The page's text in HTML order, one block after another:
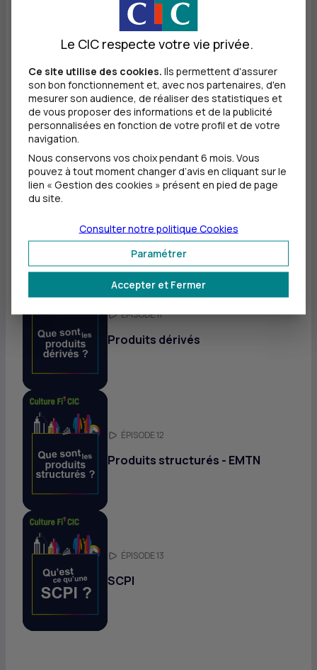
ÉPISODE 9
OPCI
ÉPISODE 10
ÉPISODE 11
Produits dérivés
ÉPISODE 12
Produits structurés - EMTN
ÉPISODE 13
SCPI
Le CIC respecte votre vie privée.
Ce site utilise des cookies. Ils permettent d'assurer
son bon fonctionnement et, avec nos partenaires, d'en
mesurer son audience, de réaliser des statistiques et
de vous proposer des informations et de la publicité
personnalisées en fonction de votre profil et de votre
navigation.
Nous conservons vos choix pendant 6 mois. Vous
pouvez à tout moment changer d’avis en cliquant sur le
lien « Gestion des cookies » présent en pied de page
du site.
Accepter et Fermer
Paramétrer
Consulter notre politique Cookies